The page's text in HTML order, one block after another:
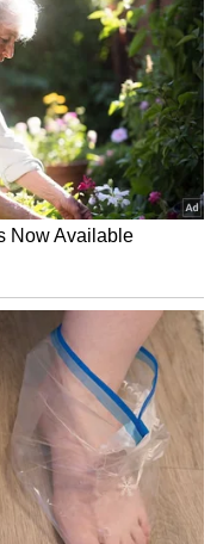
ಅಷ್ಟೇ ಅಲ್ಲದೇ
ಎಂಟ್ರಿ ಲೇವಲ್‌
ಇದೊಂದು
ಮೋದಿ-
US